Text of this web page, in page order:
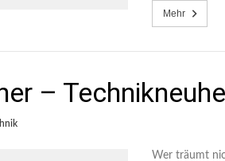
Mehr
–
Wer träumt